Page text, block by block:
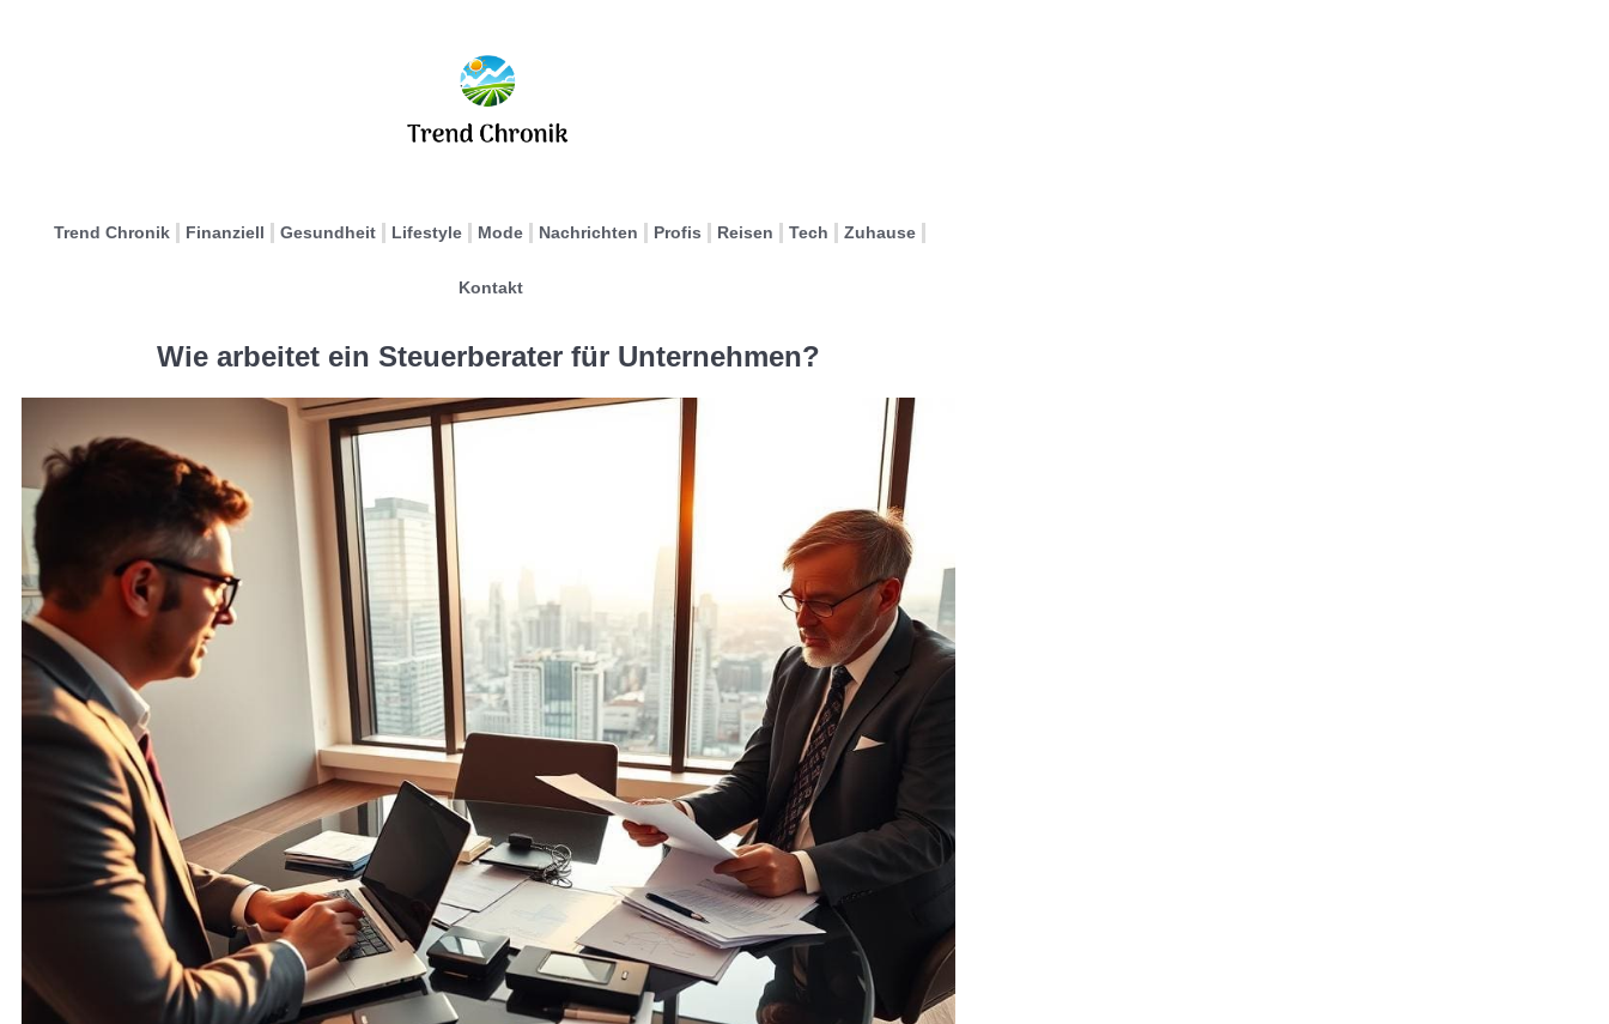
Trend Chronik Finanziell Gesundheit Lifestyle Mode Nachrichten Profis Reisen Tech Zuhause
Kontakt
Wie arbeitet ein Steuerberater für Unternehmen?